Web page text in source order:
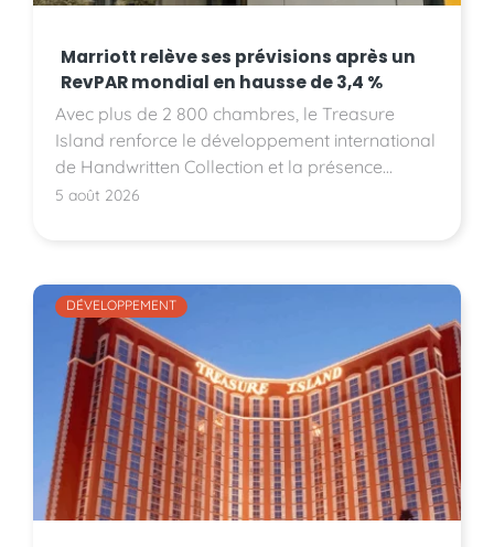
Marriott relève ses prévisions après un
RevPAR mondial en hausse de 3,4 %
Avec plus de 2 800 chambres, le Treasure
Island renforce le développement international
de Handwritten Collection et la présence
d'Accor sur le marché américain.
5 août 2026
DÉVELOPPEMENT